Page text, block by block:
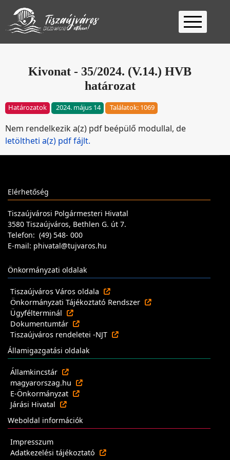
Kezdőlap
Ügyfélfogadás
Kivonat - 35/2024. (V.14.) HVB
határozat
Határozatok 2024. május 14 Találatok: 1069
Nem rendelkezik a(z) pdf beépülő modullal, de
letöltheti a(z) pdf fájlt.
Elérhetőség
Tiszaújvárosi Polgármesteri Hivatal
3580 Tiszaújváros, Bethlen G. út 7.
Telefon: (49) 548- 000
E-mail: phivatal@tujvaros.hu
Önkormányzati oldalak
Tiszaújváros Város oldala
Önkormányzati Tájékoztató Rendszer
Ügyfélterminál
Dokumentumtár
Tiszaújváros rendeletei -NJT
Államigazgatási oldalak
Államkincstár
magyarorszag.hu
E-Önkormányzat
Járási Hivatal
Weboldal információk
Impresszum
Adatkezelési tájékoztató